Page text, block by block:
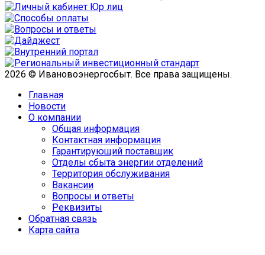
2026 © Ивановоэнергосбыт. Все права защищены.
Главная
Новости
О компании
Общая информация
­Контактная информация
Гарантирующий поставщик
Отделы сбыта энергии отделений
Территория обслуживания
Вакансии
Вопросы и ответы
Реквизиты
­Обратная связь
Карта сайта